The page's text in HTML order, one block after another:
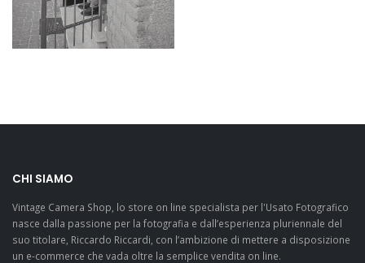
CHI SIAMO
Vintage Camera Shop, lo store on line specialista per l'Usato Fotografico
nasce dalla passione per la fotografia e dall’esperienza pluriennale del
suo titolare, Riccardo Riccardi, con l’ambizione di mettere a disposizione
un e-commerce che vada oltre la semplice vendita on line.